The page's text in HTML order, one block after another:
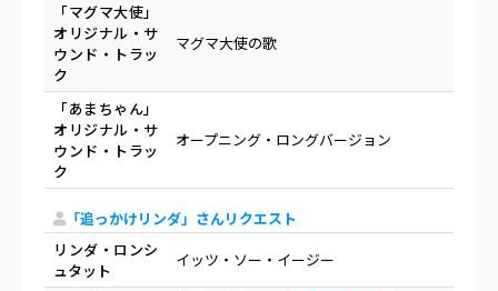
「マグマ大使」
オリジナル・サ
ウンド・トラッ
ク
マグマ大使の歌
「あまちゃん」
オリジナル・サ
ウンド・トラッ
ク
オープニング・ロングバージョン
「追っかけリンダ」さんリクエスト
リンダ・ロンシ
ュタット
イッツ・ソー・イージー